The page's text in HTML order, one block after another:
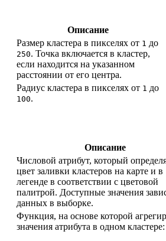
Описание
Размер кластера в пикселях от 1 до
250. Точка включается в кластер,
если находится на указанном
расстоянии от его центра.
Радиус кластера в пикселях от 1 до
100.
Описание
Числовой атрибут, который
цвет заливки кластеров на карте и в
легенде в соответствии с цветовой
палитрой. Доступные значения
данных в выборке.
Функция, на основе которой
значения атрибута в одном кластере: